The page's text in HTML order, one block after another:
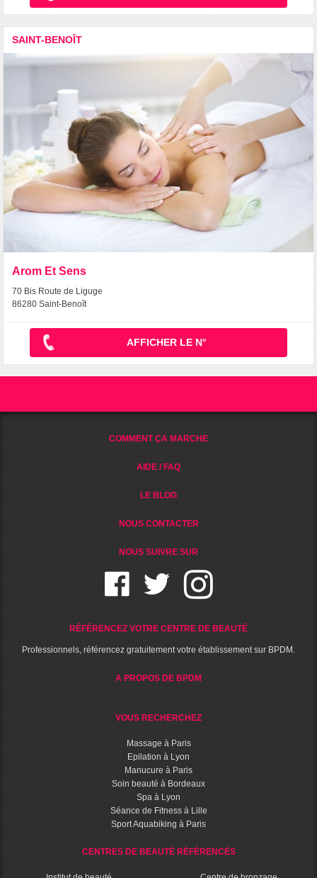
SAINT-BENOÎT
Arom Et Sens
70 Bis Route de Liguge
86280 Saint-Benoît
AFFICHER LE N°
COMMENT ÇA MARCHE
AIDE / FAQ
LE BLOG
NOUS CONTACTER
NOUS SUIVRE SUR
RÉFÉRENCEZ VOTRE CENTRE DE BEAUTÉ
Professionnels, référencez gratuitement votre établissement sur BPDM.
A PROPOS DE BPDM
VOUS RECHERCHEZ
Massage à Paris
Epilation à Lyon
Manucure à Paris
Soin beauté à Bordeaux
Spa à Lyon
Séance de Fitness à Lille
Sport Aquabiking à Paris
CENTRES DE BEAUTÉ RÉFÉRENCÉS